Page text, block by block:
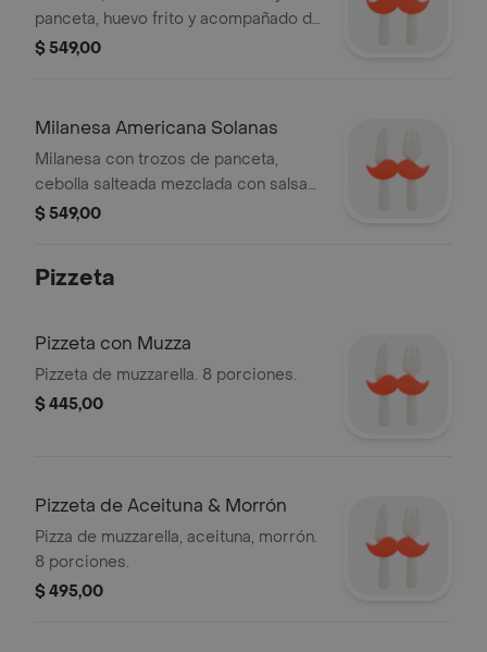
panceta, huevo frito y acompañado de
guarnicion de mixta.
$ 549,00
Milanesa Americana Solanas
Milanesa con trozos de panceta,
cebolla salteada mezclada con salsa
cheddar, 2 huevos fritos encima y
$ 549,00
Pizzeta
Pizzeta con Muzza
Pizzeta de muzzarella. 8 porciones.
$ 445,00
Pizzeta de Aceituna & Morrón
Pizza de muzzarella, aceituna, morrón.
8 porciones.
$ 495,00